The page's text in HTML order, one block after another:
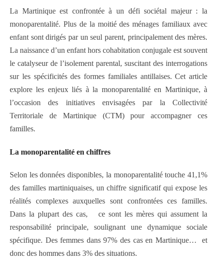
La Martinique est confrontée à un défi sociétal majeur : la
monoparentalité. Plus de la moitié des ménages familiaux avec
enfant sont dirigés par un seul parent, principalement des mères.
La naissance d’un enfant hors cohabitation conjugale est souvent
le catalyseur de l’isolement parental, suscitant des interrogations
sur les spécificités des formes familiales antillaises. Cet article
explore les enjeux liés à la monoparentalité en Martinique, à
l’occasion des initiatives envisagées par la Collectivité
Territoriale de Martinique (CTM) pour accompagner ces
familles.
La monoparentalité en chiffres
Selon les données disponibles, la monoparentalité touche 41,1%
des familles martiniquaises, un chiffre significatif qui expose les
réalités complexes auxquelles sont confrontées ces familles.
Dans la plupart des cas, ce sont les mères qui assument la
responsabilité principale, soulignant une dynamique sociale
spécifique. Des femmes dans 97% des cas en Martinique… et
donc des hommes dans 3% des situations.